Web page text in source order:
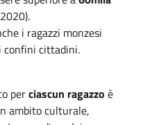
i ragazzi monzesi
confini cittadini.
perciascun ragazzo è
ambito culturale,